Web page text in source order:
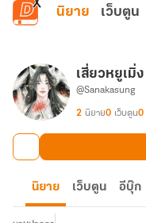
ข้ามไปยังเนื้อหาหลัก
นิยาย เว็บตูน
เสี่ยวหยูเมิ่ง
@Sanakasung
2 นิยาย0 เว็บตูน0
นิยาย เว็บตูน อีบุ๊ก